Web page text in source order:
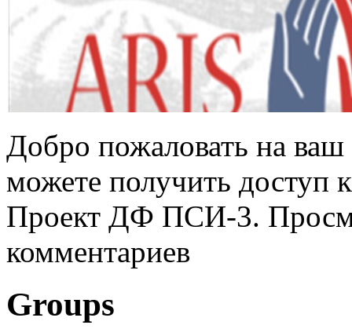
Добро пожаловать на
можете получить доступ
Проект ДФ ПСИ-3.
комментариев
Groups